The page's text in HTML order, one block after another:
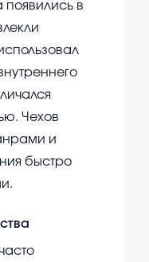
появились в
Чехов
и
быстро